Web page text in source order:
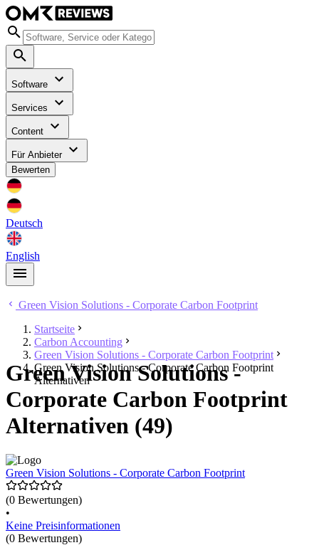
Software
Services
Content
Für Anbieter
Bewerten
Deutsch
English
Green Vision Solutions - Corporate Carbon Footprint
Startseite
Carbon Accounting
Green Vision Solutions - Corporate Carbon Footprint
Green Vision Solutions - Corporate Carbon Footprint
Alternativen
Green Vision Solutions -
Corporate Carbon Footprint
Alternativen (49)
Green Vision Solutions - Corporate Carbon Footprint
(0 Bewertungen)
•
Keine Preisinformationen
(0 Bewertungen)